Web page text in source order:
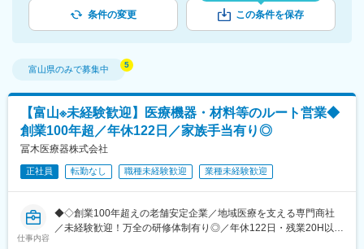
条件の変更 この条件を保存
富山県のみで募集中
【富山※未経験歓迎】医療機器・材料等のルート営業◆
創業100年超／年休122日／家族手当有り◎
冨木医療器株式会社
正社員 転勤なし 職種未経験歓迎 業種未経験歓迎
仕事内容
◆◇創業100年超えの老舗安定企業／地域医療を支える専門商社
／未経験歓迎！万全の研修体制有り◎／年休122日・残業20H以下